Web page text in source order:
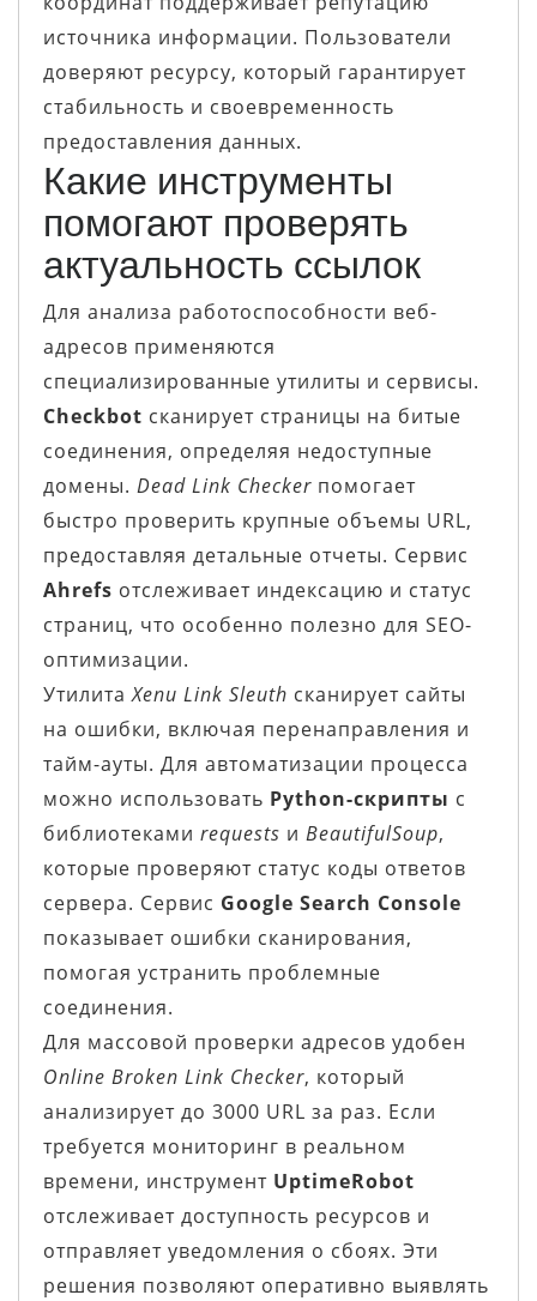
источника информации. Пользователи
доверяют ресурсу, который гарантирует
стабильность и своевременность
предоставления данных.
Какие инструменты
помогают проверять
актуальность ссылок
Для анализа работоспособности веб-
адресов применяются
специализированные утилиты и сервисы.
Checkbot сканирует страницы на битые
соединения, определяя недоступные
домены. Dead Link Checker помогает
быстро проверить крупные объемы URL,
предоставляя детальные отчеты. Сервис
Ahrefs отслеживает индексацию и статус
страниц, что особенно полезно для SEO-
оптимизации.
УтилитаXenu Link Sleuth сканирует сайты
на ошибки, включая перенаправления и
тайм-ауты. Для автоматизации процесса
можно использовать Python-скрипты с
библиотеками requests и BeautifulSoup,
которые проверяют статус коды ответов
сервера. Сервис Google Search Console
показывает ошибки сканирования,
помогая устранить проблемные
соединения.
Для массовой проверки адресов удобен
Online Broken Link Checker, который
анализирует до 3000 URL за раз. Если
требуется мониторинг в реальном
времени, инструмент UptimeRobot
отслеживает доступность ресурсов и
отправляет уведомления о сбоях. Эти
решения позволяют оперативно выявлять